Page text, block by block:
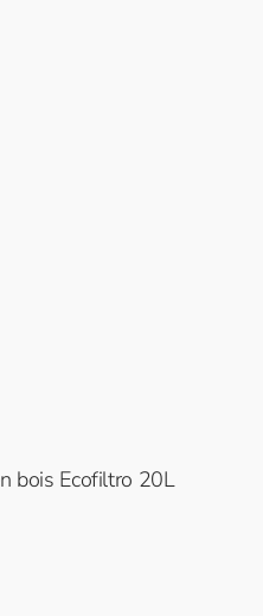
bois Ecofiltro 20L